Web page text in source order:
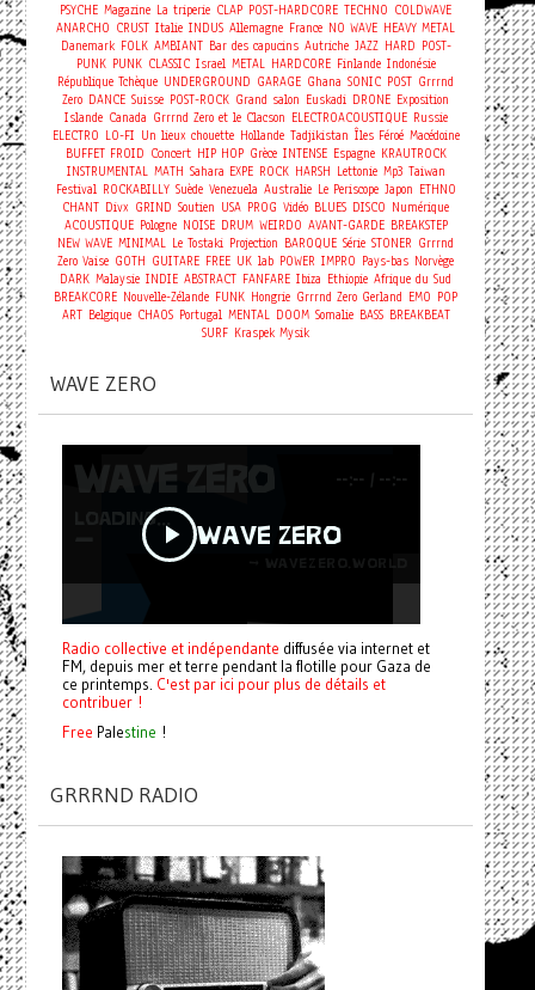
PSYCHE Magazine La triperie CLAP POST-HARDCORE TECHNO COLDWAVE
ANARCHO CRUST Italie INDUS Allemagne France NO WAVE HEAVY METAL
Danemark FOLK AMBIANT Bar des capucins Autriche JAZZ HARD POST-
PUNK PUNK CLASSIC Israel METAL HARDCORE Finlande Indonésie
République Tchèque UNDERGROUND GARAGE Ghana SONIC POST Grrrnd
Zero DANCE Suisse POST-ROCK Grand salon Euskadi DRONE Exposition
Islande Canada Grrrnd Zero et le Clacson ELECTROACOUSTIQUE Russie
ELECTRO LO-FI Un lieux chouette Hollande Tadjikistan Îles Féroé Macédoine
BUFFET FROID Concert HIP HOP Grèce INTENSE Espagne KRAUTROCK
INSTRUMENTAL MATH Sahara EXPE ROCK HARSH Lettonie Mp3 Taiwan
Festival ROCKABILLY Suède Venezuela Australie Le Periscope Japon ETHNO
CHANT Divx GRIND Soutien USA PROG Vidéo BLUES DISCO Numérique
ACOUSTIQUE Pologne NOISE DRUM WEIRDO AVANT-GARDE BREAKSTEP
NEW WAVE MINIMAL Le Tostaki Projection BAROQUE Série STONER Grrrnd
Zero Vaise GOTH GUITARE FREE UK lab POWER IMPRO Pays-bas Norvège
DARK Malaysie INDIE ABSTRACT FANFARE Ibiza Ethiopie Afrique du Sud
BREAKCORE Nouvelle-Zélande FUNK Hongrie Grrrnd Zero Gerland EMO POP
ART Belgique CHAOS Portugal MENTAL DOOM Somalie BASS BREAKBEAT
SURF Kraspek Mysik
WAVE ZERO
Radio collective et indépendante diffusée via internet et
FM, depuis mer et terre pendant la flotille pour Gaza de
ce printemps. C'est par ici pour plus de détails et
contribuer !
Free Palestine !
GRRRND RADIO